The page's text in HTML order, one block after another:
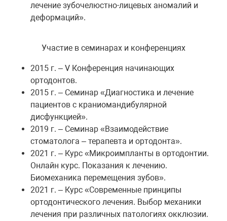
лечение зубочелюстно-лицевых аномалий и
деформаций».
Участие в семинарах и конференциях
2015 г. – V Конференция начинающих
ортодонтов.
2015 г. – Семинар «Диагностика и лечение
пациентов с краниомандибулярной
дисфункцией».
2019 г. – Семинар «Взаимодействие
стоматолога – терапевта и ортодонта».
2021 г. – Курс «Микроимпланты в ортодонтии.
Онлайн курс. Показания к лечению.
Биомеханика перемещения зубов».
2021 г. – Курс «Современные принципы
ортодонтического лечения. Выбор механики
лечения при различных патологиях окклюзии.